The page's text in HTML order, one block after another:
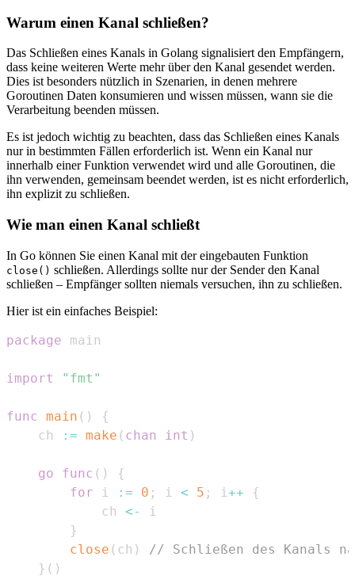
Warum einen Kanal schließen?
Das Schließen eines Kanals in Golang signalisiert den Empfängern,
dass keine weiteren Werte mehr über den Kanal gesendet werden.
Dies ist besonders nützlich in Szenarien, in denen mehrere
Goroutinen Daten konsumieren und wissen müssen, wann sie die
Verarbeitung beenden müssen.
Es ist jedoch wichtig zu beachten, dass das Schließen eines Kanals
nur in bestimmten Fällen erforderlich ist. Wenn ein Kanal nur
innerhalb einer Funktion verwendet wird und alle Goroutinen, die
ihn verwenden, gemeinsam beendet werden, ist es nicht erforderlich,
ihn explizit zu schließen.
Wie man einen Kanal schließt
In Go können Sie einen Kanal mit der eingebauten Funktion
close() schließen. Allerdings sollte nur der Sender den Kanal
schließen – Empfänger sollten niemals versuchen, ihn zu schließen.
Hier ist ein einfaches Beispiel:
package
import "fmt"
func main ( )
{
    ch
:= make ( chan int )
go func ( )
{
for i := 0 ; i < 5 ; i++
{
            ch
<-
}
close ( ch )
// Schließen des Kanals
} ( )